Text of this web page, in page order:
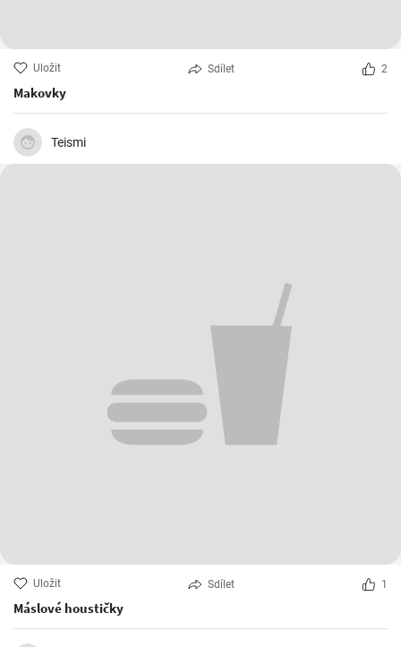
Uložit Sdílet 2
Makovky
Teismi
Uložit Sdílet 1
Máslové houstičky